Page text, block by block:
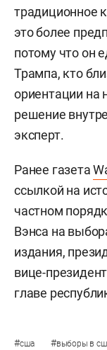
традиционное
это более
потому что он
Трампа, кто
ориентации на
решение
эксперт.
Ранее газета
ссылкой на
частном
Вэнса на
издания,
вице-
главе
#сша #выборы в